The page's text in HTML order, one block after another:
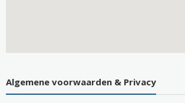
Algemene voorwaarden & Privacy